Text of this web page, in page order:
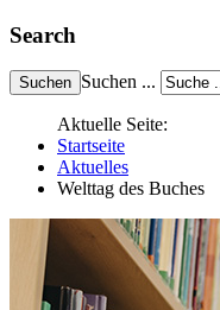
Search
Suchen ...
Aktuelle Seite:
Startseite
Aktuelles
Welttag des Buches